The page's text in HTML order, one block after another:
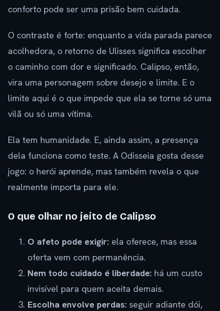
conforto pode ser uma prisão bem cuidada.
O contraste é forte: enquanto a vida parada parece
acolhedora, o retorno de Ulisses significa escolher
o caminho com dor e significado. Calipso, então,
vira uma personagem sobre desejo e limite. E o
limite aqui é o que impede que ela se torne só uma
vilã ou só uma vítima.
Ela tem humanidade. E, ainda assim, a presença
dela funciona como teste. A Odisseia gosta desse
jogo: o herói aprende, mas também revela o que
realmente importa para ele.
O que olhar no jeito de Calipso
O afeto pode exigir: ela oferece, mas essa
oferta vem com permanência.
Nem todo cuidado é liberdade: há um custo
invisível para quem aceita demais.
Escolha envolve perdas: seguir adiante dói,